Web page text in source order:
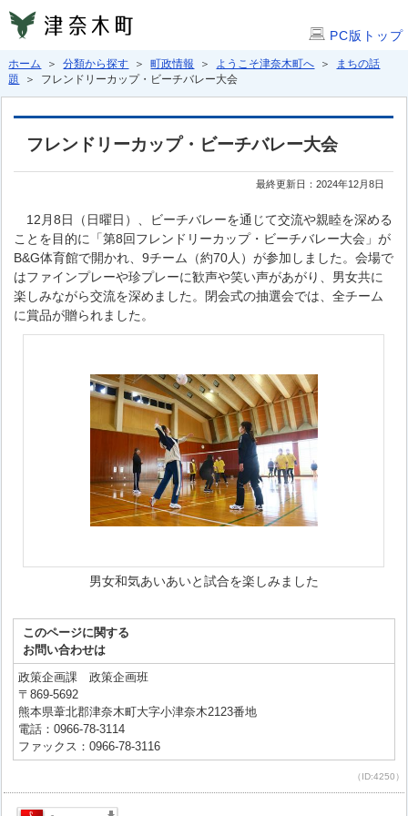
PC版トップ
ホーム ＞分類から探す ＞町政情報 ＞ ようこそ津奈木町へ ＞
まちの話
題
＞ フレンドリーカップ・ビーチバレー大会
フレンドリーカップ・ビーチバレー大会
最終更新日：2024年12月8日
12月8日（日曜日）、ビーチバレーを通じて交流や親睦を深める
ことを目的に「第8回フレンドリーカップ・ビーチバレー大会」が
B&G体育館で開かれ、9チーム（約70人）が参加しました。会場で
はファインプレーや珍プレーに歓声や笑い声があがり、男女共に
楽しみながら交流を深めました。閉会式の抽選会では、全チーム
に賞品が贈られました。
男女和気あいあいと試合を楽しみました
このページに関する
お問い合わせは
政策企画課 政策企画班
〒869-5692
熊本県葦北郡津奈木町大字小津奈木2123番地
電話：0966-78-3114
ファックス：0966-78-3116
（ID:4250）